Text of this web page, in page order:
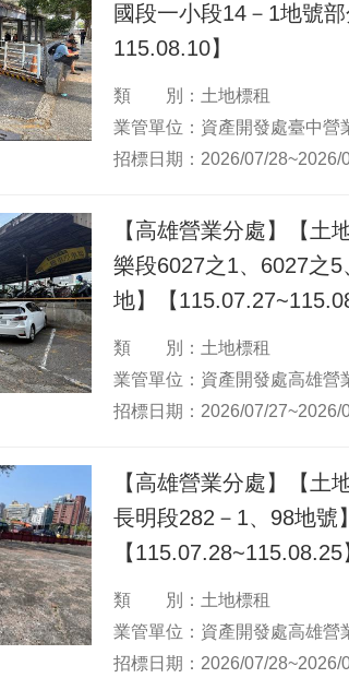
國段一小段14－1地號
115.08.10】
類 別：土地標租
業管單位：資產開發處臺中營
招標日期：2026/07/28~2026/
【高雄營業分處】【土
樂段6027之1、6027之
地】【
類 別：土地標租
業管單位：資產開發處高雄營
招標日期：2026/07/27~2026/
【高雄營業分處】【土
長明段282－1、98地號】
【115.07.28~115.08.25
類 別：土地標租
業管單位：資產開發處高雄營
招標日期：2026/07/28~2026/